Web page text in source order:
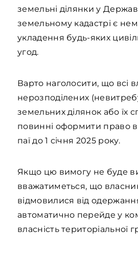
земельні ділянки у
земельному кадастрі є
укладення будь-яких
угод.
Варто наголосити, що всі
нерозподілених
земельних ділянок або їх
повинні оформити право
паї до 1 січня 2025 року.
Якщо цю вимогу не буде
вважатиметься, що
відмовилися від
автоматично перейде у
власність територіальної